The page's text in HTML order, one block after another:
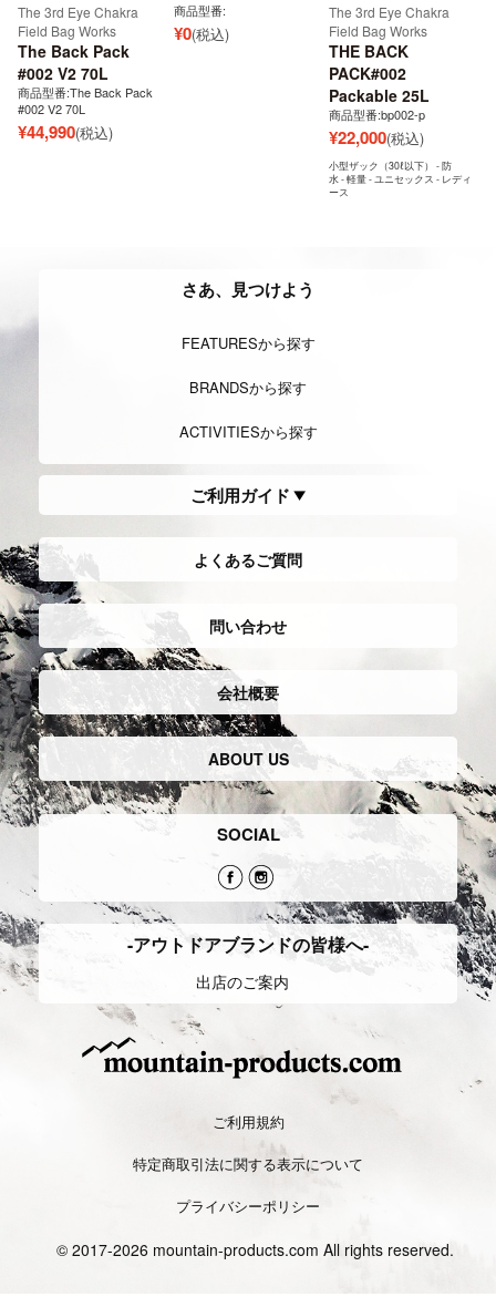
The 3rd Eye Chakra
Field Bag Works
The Back Pack
#002 V2 70L
商品型番:The Back Pack
#002 V2 70L
¥44,990(税込)
商品型番:
¥0(税込)
The 3rd Eye Chakra
Field Bag Works
THE BACK
PACK#002
Packable 25L
商品型番:bp002-p
¥22,000(税込)
小型ザック（30ℓ以下） - 防
水 - 軽量 - ユニセックス - レディ
ース
さあ、見つけよう
FEATURESから探す
BRANDSから探す
ACTIVITIESから探す
ご利用ガイド
よくあるご質問
問い合わせ
会社概要
ABOUT US
SOCIAL
-アウトドアブランドの皆様へ-
出店のご案内
ご利用規約
特定商取引法に関する表示について
プライバシーポリシー
© 2017-2026 mountain-products.com All rights reserved.